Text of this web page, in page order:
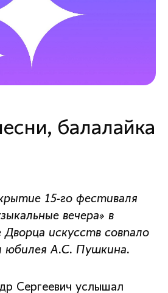
балалайка
15-го фестиваля
вечера» в
искусств совпало
юбилея А.С. Пушкина.
Сергеевич услышал